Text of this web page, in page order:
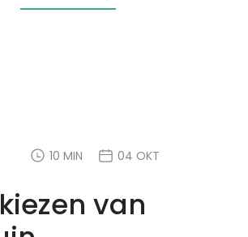
10 MIN 04 OKT
van